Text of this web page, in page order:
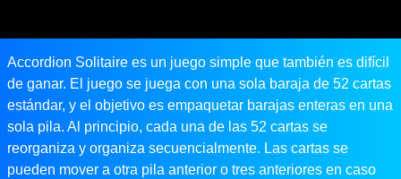
Accordion Solitaire es un juego simple que también es difícil
de ganar. El juego se juega con una sola baraja de 52 cartas
estándar, y el objetivo es empaquetar barajas enteras en una
sola pila. Al principio, cada una de las 52 cartas se
reorganiza y organiza secuencialmente. Las cartas se
pueden mover a otra pila anterior o tres anteriores en caso